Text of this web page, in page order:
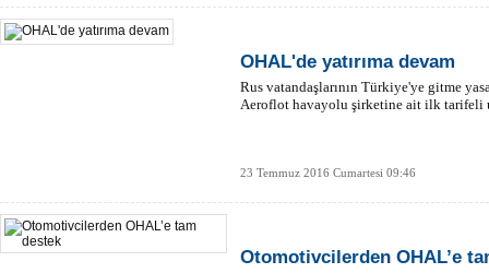
OHAL'de yatırıma devam
Rus vatandaşlarının Türkiye'ye gitme
Aeroflot havayolu şirketine ait ilk tarifeli
23 Temmuz 2016 Cumartesi 09:46
Otomotivcilerden OHAL’e